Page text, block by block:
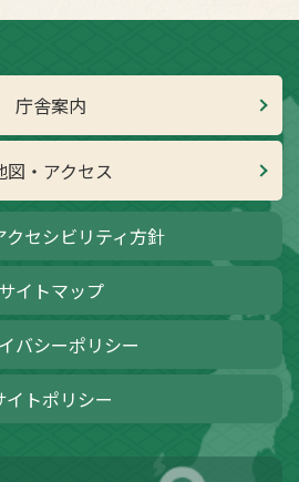
庁舎案内
図・アクセス
クセシビリティ方針
サイトマップ
バシーポリシー
イトポリシー